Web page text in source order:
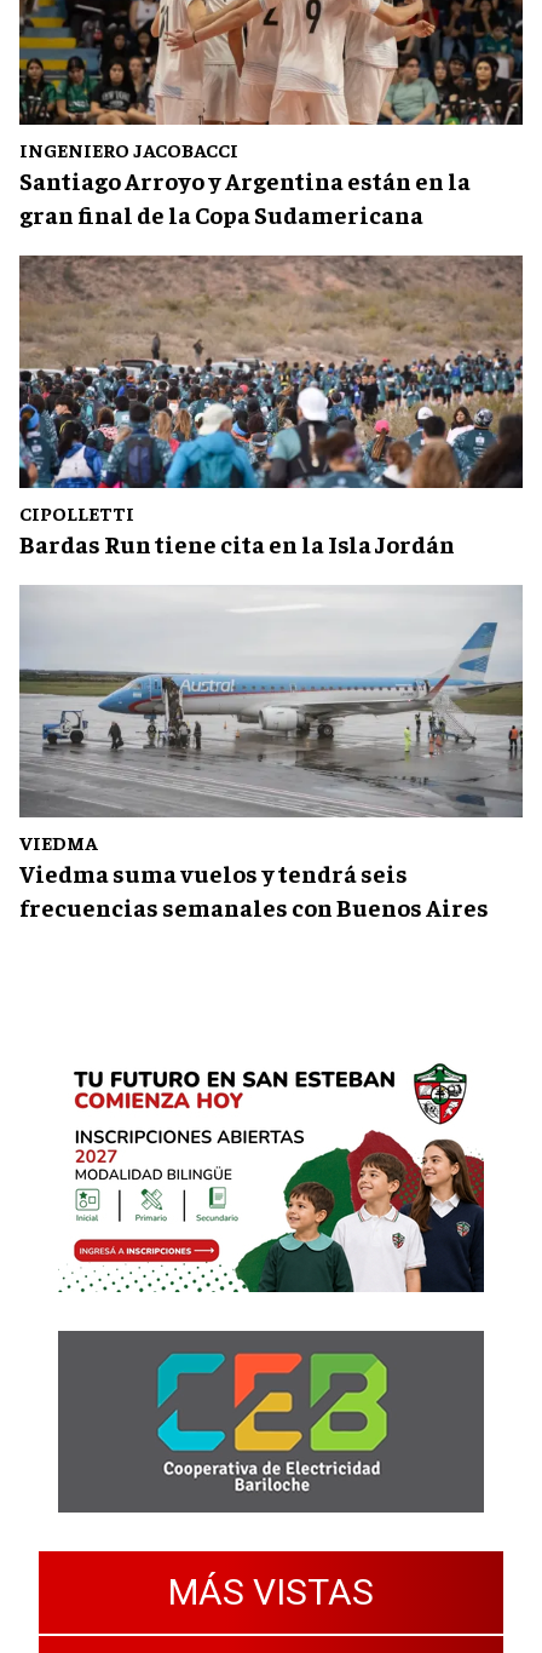
INGENIERO JACOBACCI
Santiago Arroyo y Argentina están en la
gran final de la Copa Sudamericana
CIPOLLETTI
Bardas Run tiene cita en la Isla Jordán
VIEDMA
Viedma suma vuelos y tendrá seis
frecuencias semanales con Buenos Aires
MÁS VISTAS